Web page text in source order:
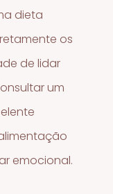
dieta
os
de lidar
um
emocional.